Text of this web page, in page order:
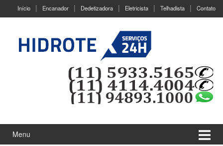
Início Encanador Dedetizadora Eletricista Telhadista Contato
Menu